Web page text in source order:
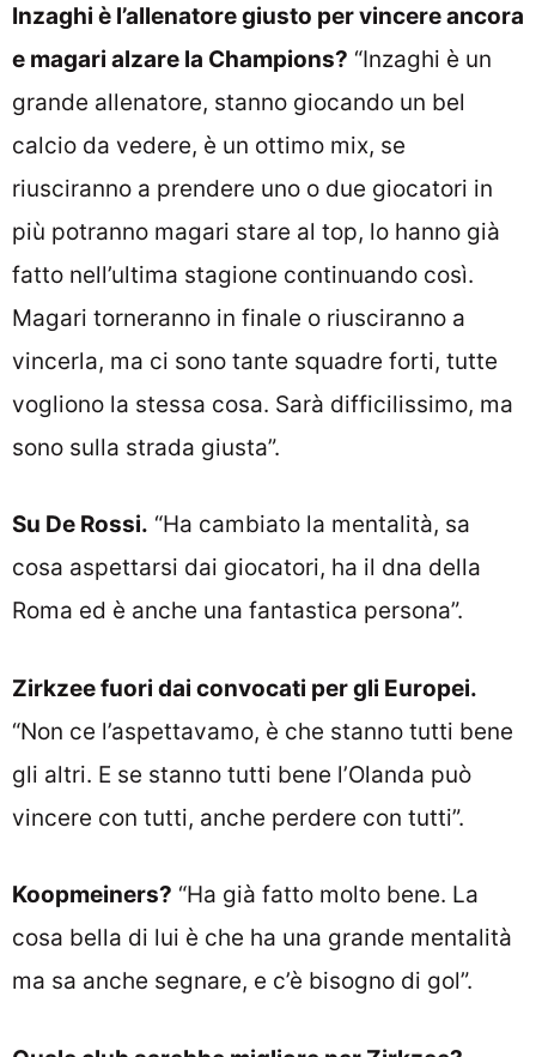
Inzaghi è l’allenatore giusto per vincere ancora
e magari alzare la Champions? “Inzaghi è un
grande allenatore, stanno giocando un bel
calcio da vedere, è un ottimo mix, se
riusciranno a prendere uno o due giocatori in
più potranno magari stare al top, lo hanno già
fatto nell’ultima stagione continuando così.
Magari torneranno in finale o riusciranno a
vincerla, ma ci sono tante squadre forti, tutte
vogliono la stessa cosa. Sarà difficilissimo, ma
sono sulla strada giusta”.
Su De Rossi. “Ha cambiato la mentalità, sa
cosa aspettarsi dai giocatori, ha il dna della
Roma ed è anche una fantastica persona”.
Zirkzee fuori dai convocati per gli Europei.
“Non ce l’aspettavamo, è che stanno tutti bene
gli altri. E se stanno tutti bene l’Olanda può
vincere con tutti, anche perdere con tutti”.
Koopmeiners? “Ha già fatto molto bene. La
cosa bella di lui è che ha una grande mentalità
ma sa anche segnare, e c’è bisogno di gol”.